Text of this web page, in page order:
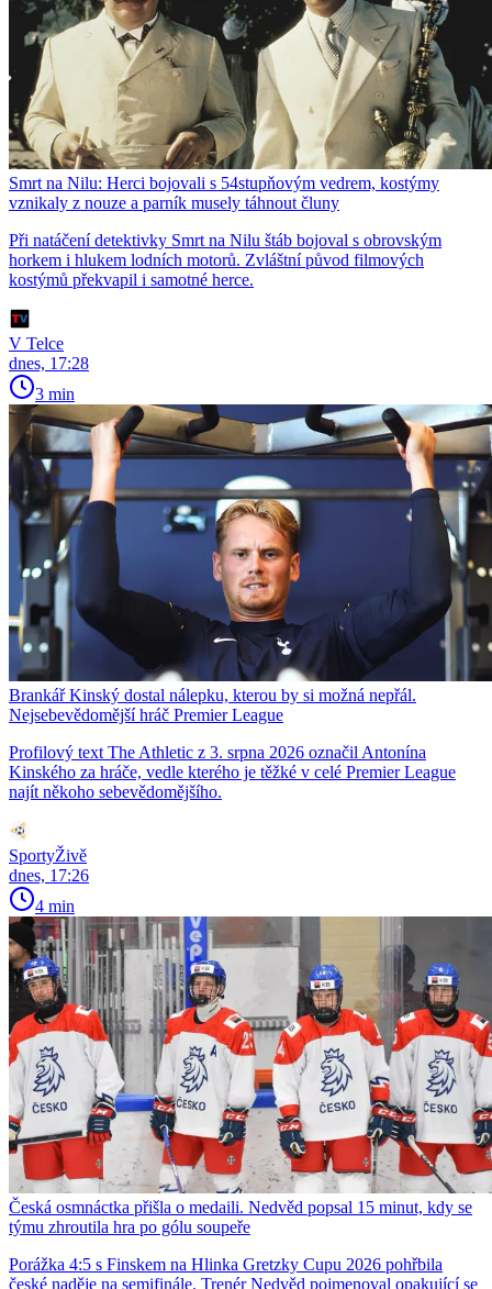
Smrt na Nilu: Herci bojovali s 54stupňovým vedrem, kostýmy
vznikaly z nouze a parník musely táhnout čluny
Při natáčení detektivky Smrt na Nilu štáb bojoval s obrovským
horkem i hlukem lodních motorů. Zvláštní původ filmových
kostýmů překvapil i samotné herce.
V Telce
dnes, 17:28
3 min
Brankář Kinský dostal nálepku, kterou by si možná nepřál.
Nejsebevědomější hráč Premier League
Profilový text The Athletic z 3. srpna 2026 označil Antonína
Kinského za hráče, vedle kterého je těžké v celé Premier League
najít někoho sebevědomějšího.
SportyŽivě
dnes, 17:26
4 min
Česká osmnáctka přišla o medaili. Nedvěd popsal 15 minut, kdy se
týmu zhroutila hra po gólu soupeře
Porážka 4:5 s Finskem na Hlinka Gretzky Cupu 2026 pohřbila
české naděje na semifinále. Trenér Nedvěd pojmenoval opakující se